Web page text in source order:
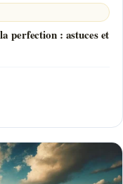
perfection : astuces et